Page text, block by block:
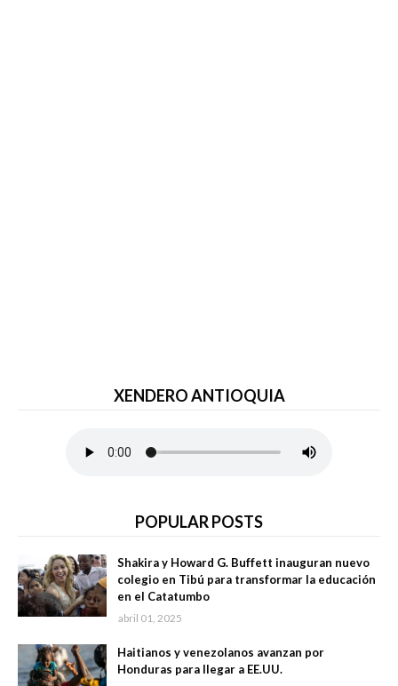
XENDERO ANTIOQUIA
POPULAR POSTS
Shakira y Howard G. Buffett inauguran nuevo
colegio en Tibú para transformar la educación
en el Catatumbo
abril 01, 2025
Haitianos y venezolanos avanzan por
Honduras para llegar a EE.UU.